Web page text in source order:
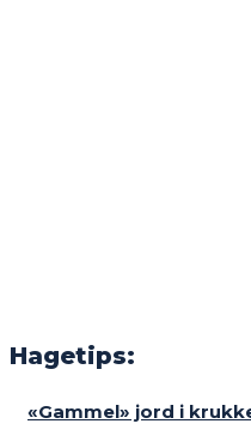
Hagetips:
«Gammel» jord i